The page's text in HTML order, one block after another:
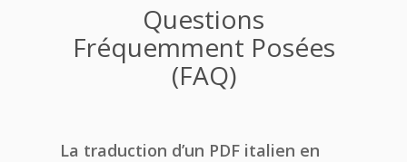
Questions
Fréquemment Posées
(FAQ)
La traduction d’un PDF italien en